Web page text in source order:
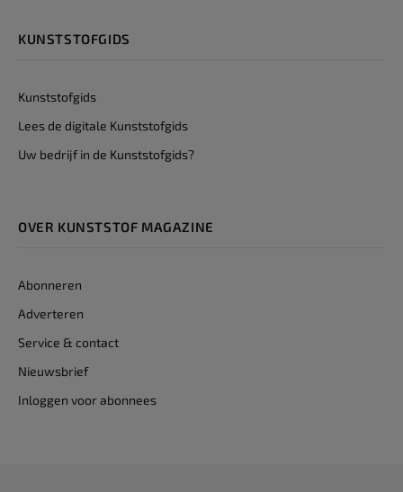
KUNSTSTOFGIDS
Kunststofgids
Lees de digitale Kunststofgids
Uw bedrijf in de Kunststofgids?
OVER KUNSTSTOF MAGAZINE
Abonneren
Adverteren
Service & contact
Nieuwsbrief
Inloggen voor abonnees